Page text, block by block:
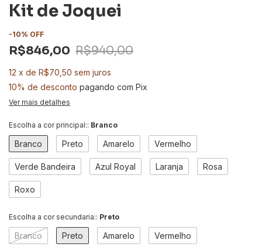
Kit de Joquei
-10% OFF
R$846,00 R$940,00
12 x de R$70,50 sem juros
10% de desconto pagando com Pix
Ver mais detalhes
Escolha a cor principal:: Branco
Branco Preto Amarelo Vermelho
Verde Bandeira Azul Royal Laranja Rosa
Roxo
Escolha a cor secundaria:: Preto
Branco Preto Amarelo Vermelho